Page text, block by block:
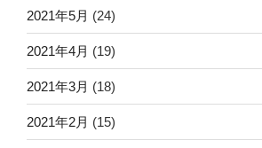
2021年5月 (24)
2021年4月 (19)
2021年3月 (18)
2021年2月 (15)